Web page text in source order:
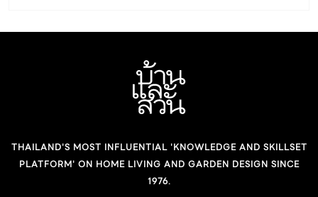
เรียงสลับ ปลายใบเรียวแหลม โคนก้านแผ่โอบหุ้มลำต้นออก
เวียนสลับ ดอก: ช่อดอกเป็นช่อเชิงลดออกที่ปลายยอดชูตั้งขึ้น
กลีบดอก 5 กลีบสีชมพู กึ่งกลางมีเกสรสีขาว ทยอยบานจาก
แสงแดด: เต็มวัน ขยายพันธุ์: ปักชำ การใช้งานและอื่นๆ:ปลูก
เป็นไม้น้ำประดับสวนหรือในกระถาง เมื่อต้นทอดเลื้อยควรตัด
THAILAND'S MOST INFLUENTIAL 'KNOWLEDGE AND SKILLSET
PLATFORM' ON HOME LIVING AND GARDEN DESIGN SINCE
1976.